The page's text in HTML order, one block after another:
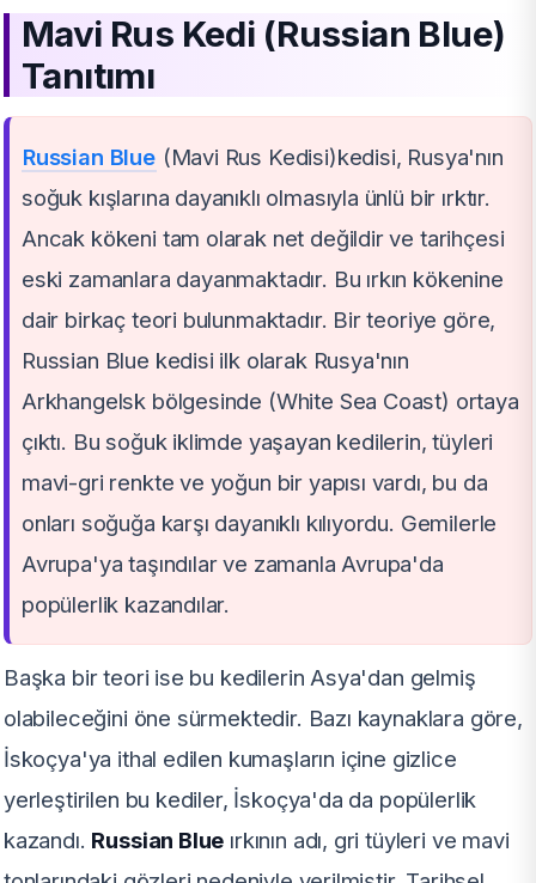
Mavi Rus Kedi (Russian Blue)
Tanıtımı
Russian Blue (Mavi Rus Kedisi)kedisi, Rusya'nın
soğuk kışlarına dayanıklı olmasıyla ünlü bir ırktır.
Ancak kökeni tam olarak net değildir ve tarihçesi
eski zamanlara dayanmaktadır. Bu ırkın kökenine
dair birkaç teori bulunmaktadır. Bir teoriye göre,
Russian Blue kedisi ilk olarak Rusya'nın
Arkhangelsk bölgesinde (White Sea Coast) ortaya
çıktı. Bu soğuk iklimde yaşayan kedilerin, tüyleri
mavi-gri renkte ve yoğun bir yapısı vardı, bu da
onları soğuğa karşı dayanıklı kılıyordu. Gemilerle
Avrupa'ya taşındılar ve zamanla Avrupa'da
popülerlik kazandılar.
Başka bir teori ise bu kedilerin Asya'dan gelmiş
olabileceğini öne sürmektedir. Bazı kaynaklara göre,
İskoçya'ya ithal edilen kumaşların içine gizlice
yerleştirilen bu kediler, İskoçya'da da popülerlik
kazandı. Russian Blue ırkının adı, gri tüyleri ve mavi